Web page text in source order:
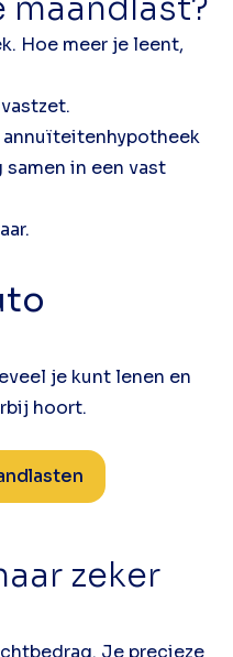
maandlast?
Hoe meer je leent,
annuïteitenhypotheek
in een vast
je kunt lenen en
hoort.
zeker
Je precieze